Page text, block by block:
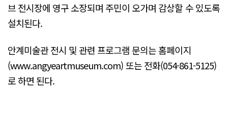
브 전시장에 영구 소장되며 주민이 오가며 감상할 수 있도록
설치된다.
안계미술관 전시 및 관련 프로그램 문의는 홈페이지
(www.angyeartmuseum.com) 또는 전화(054-861-5125)
로 하면 된다.